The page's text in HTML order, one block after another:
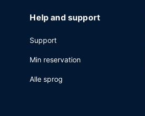
Help and support
Support
Min reservation
Alle sprog